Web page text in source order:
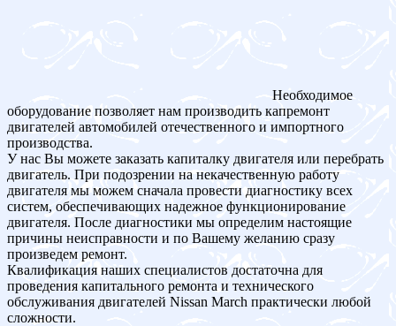
Необходимое
оборудование позволяет нам производить капремонт
двигателей автомобилей отечественного и импортного
производства.
У нас Вы можете заказать капиталку двигателя или перебрать
двигатель. При подозрении на некачественную работу
двигателя мы можем сначала провести диагностику всех
систем, обеспечивающих надежное функционирование
двигателя. После диагностики мы определим настоящие
причины неисправности и по Вашему желанию сразу
произведем ремонт.
Квалификация наших специалистов достаточна для
проведения капитального ремонта и технического
обслуживания двигателей Nissan March практически любой
сложности.